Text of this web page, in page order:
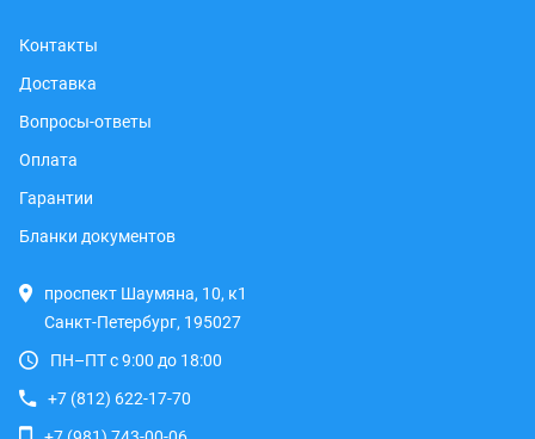
Контакты
Доставка
Вопросы-ответы
Оплата
Гарантии
Бланки документов
проспект Шаумяна, 10, к1
Санкт-Петербург, 195027
ПН–ПТ с 9:00 до 18:00
+7 (812) 622-17-70